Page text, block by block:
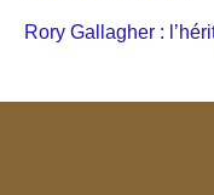
Rory Gallagher :